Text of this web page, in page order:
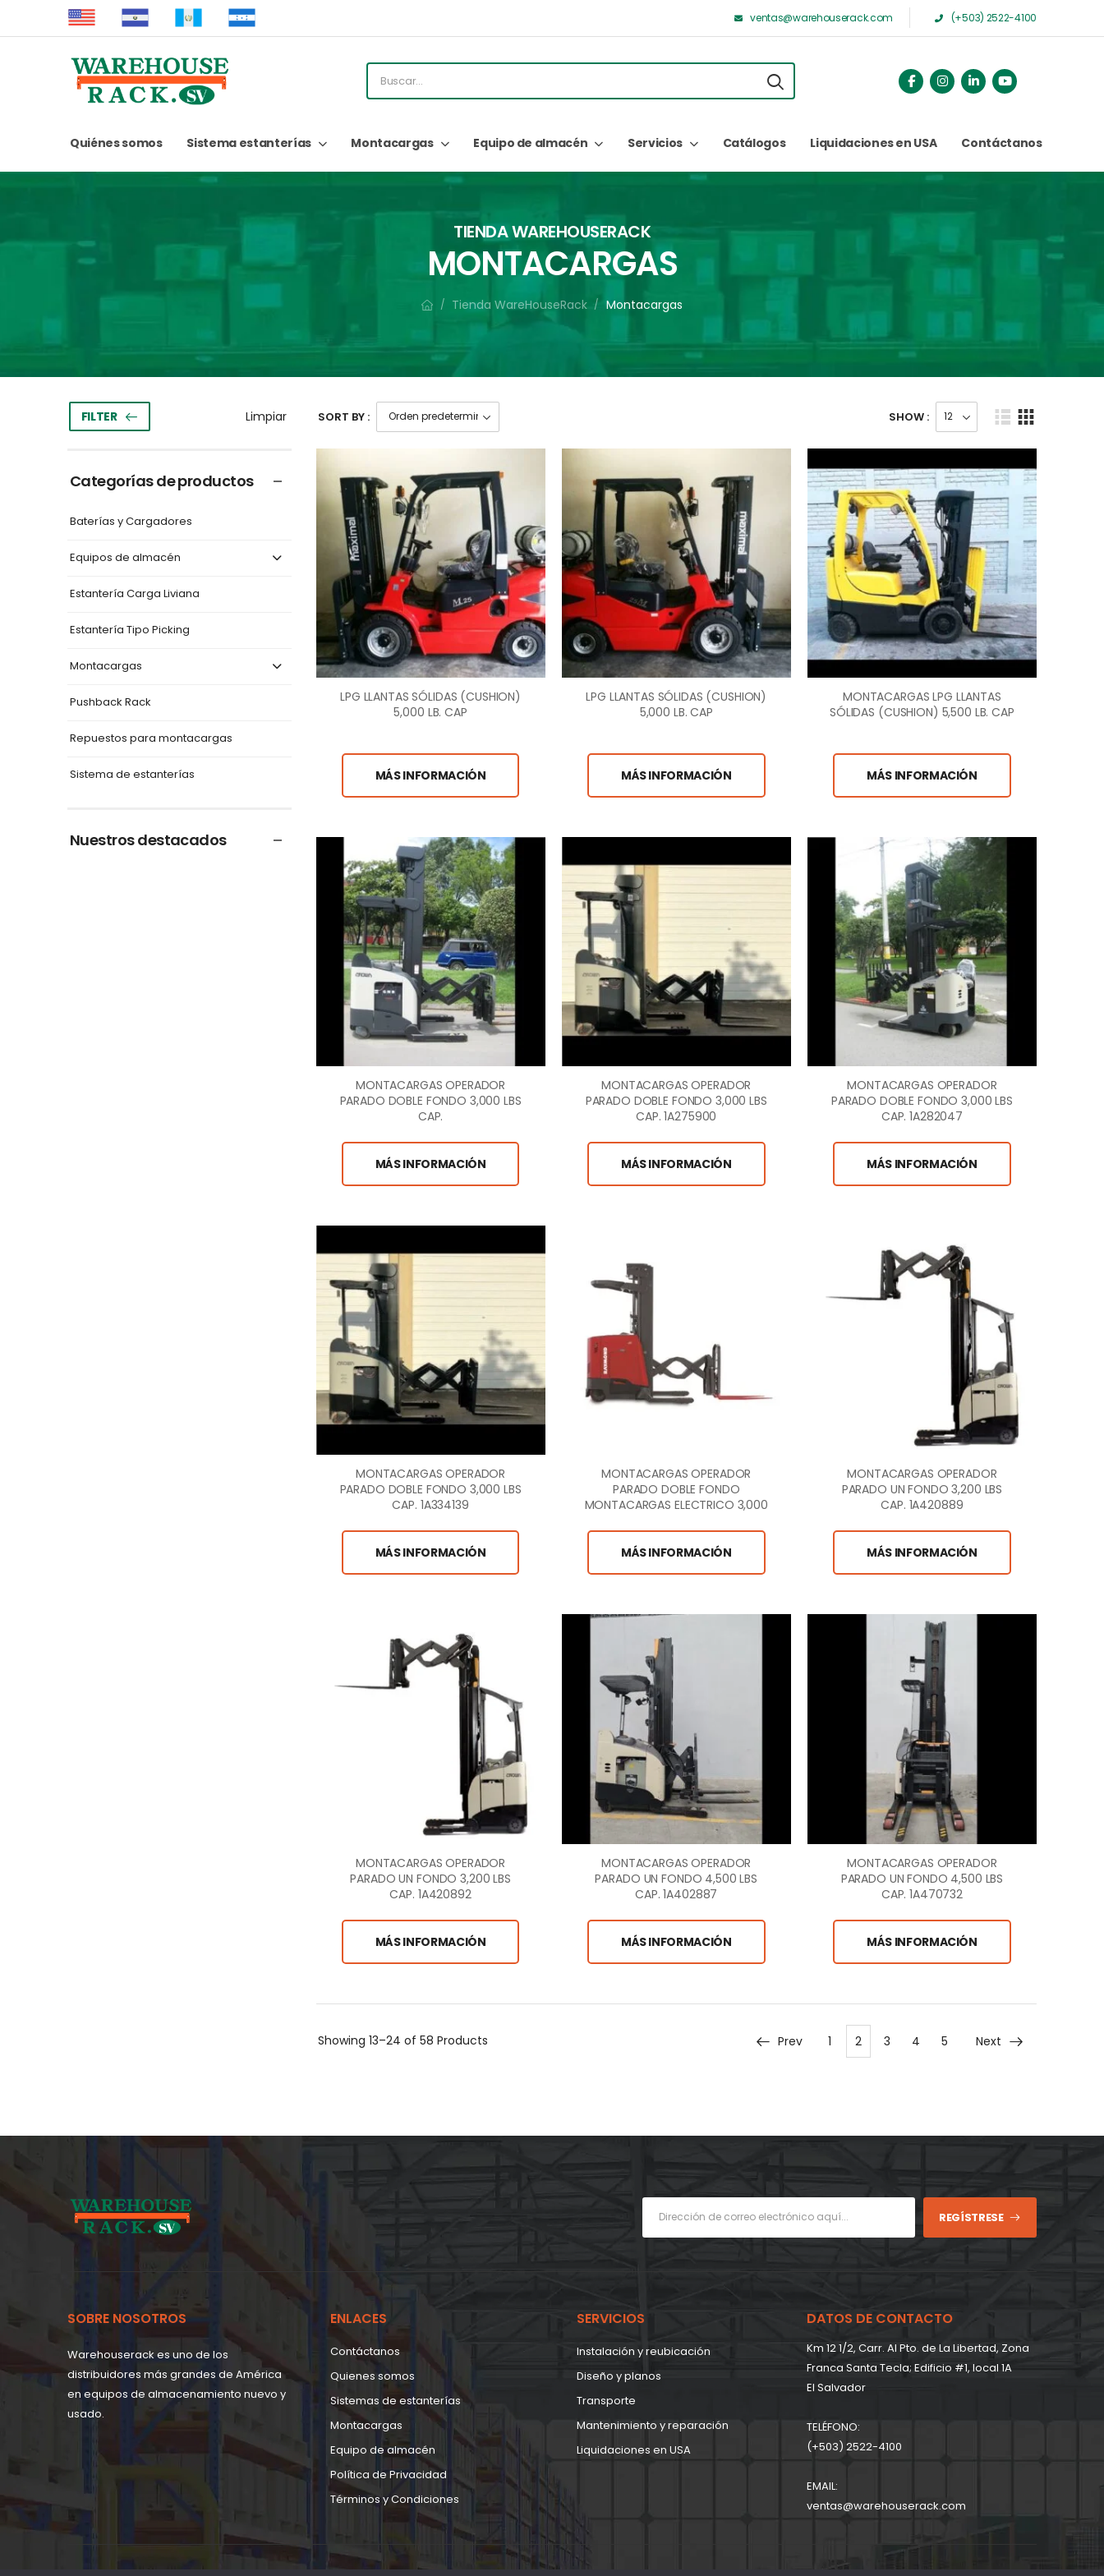
ventas@warehouserack.com (+503) 2522-4100
Quiénes somos Sistema estanterías Montacargas Equipo de almacén Servicios Catálogos Liquidaciones en USA Contáctanos
TIENDA WAREHOUSERACK
MONTACARGAS
/ Tienda WareHouseRack / Montacargas
FILTER
Categorías de productos
Baterías y Cargadores
Equipos de almacén
Estantería Carga Liviana
Estantería Tipo Picking
Montacargas
Pushback Rack
Repuestos para montacargas
Sistema de estanterías
Nuestros destacados
SORT BY : SHOW :
LPG LLANTAS SÓLIDAS (CUSHION)
5,000 LB. CAP
MÁS INFORMACIÓN
LPG LLANTAS SÓLIDAS (CUSHION)
5,000 LB. CAP
MÁS INFORMACIÓN
MONTACARGAS LPG LLANTAS
SÓLIDAS (CUSHION) 5,500 LB. CAP
MÁS INFORMACIÓN
MONTACARGAS OPERADOR
PARADO DOBLE FONDO 3,000 LBS
CAP.
MÁS INFORMACIÓN
MONTACARGAS OPERADOR
PARADO DOBLE FONDO 3,000 LBS
CAP. 1A275900
MÁS INFORMACIÓN
MONTACARGAS OPERADOR
PARADO DOBLE FONDO 3,000 LBS
CAP. 1A282047
MÁS INFORMACIÓN
MONTACARGAS OPERADOR
PARADO DOBLE FONDO 3,000 LBS
CAP. 1A334139
MÁS INFORMACIÓN
MONTACARGAS OPERADOR
PARADO DOBLE FONDO
MONTACARGAS ELECTRICO 3,000
MÁS INFORMACIÓN
MONTACARGAS OPERADOR
PARADO UN FONDO 3,200 LBS
CAP. 1A420889
MÁS INFORMACIÓN
MONTACARGAS OPERADOR
PARADO UN FONDO 3,200 LBS
CAP. 1A420892
MÁS INFORMACIÓN
MONTACARGAS OPERADOR
PARADO UN FONDO 4,500 LBS
CAP. 1A402887
MÁS INFORMACIÓN
MONTACARGAS OPERADOR
PARADO UN FONDO 4,500 LBS
CAP. 1A470732
MÁS INFORMACIÓN
Showing 13–24 of 58 Products Prev 1 2 3 4 5 Next
REGÍSTRESE
SOBRE NOSOTROS
Warehouserack es uno de los
distribuidores más grandes de América
en equipos de almacenamiento nuevo y
usado.
ENLACES
Contáctanos
Quienes somos
Sistemas de estanterías
Montacargas
Equipo de almacén
Política de Privacidad
Términos y Condiciones
SERVICIOS
Instalación y reubicación
Diseño y planos
Transporte
Mantenimiento y reparación
Liquidaciones en USA
DATOS DE CONTACTO
Km 12 1/2, Carr. Al Pto. de La Libertad, Zona
Franca Santa Tecla; Edificio #1, local 1A
EI Salvador
TELÉFONO:
(+503) 2522-4100
EMAIL:
ventas@warehouserack.com